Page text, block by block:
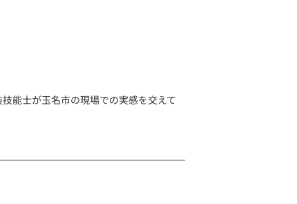
能士が玉名市の現場での実感を交えて